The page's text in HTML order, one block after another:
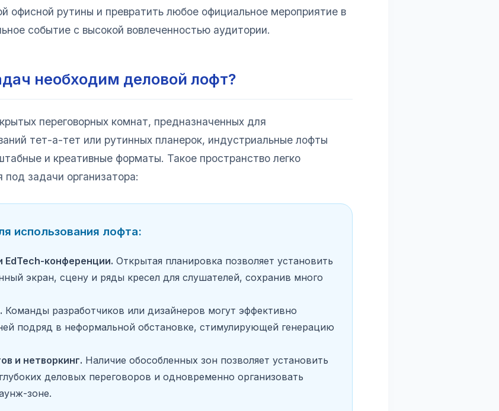
офисной рутины и превратить любое официальное мероприятие в
событие с высокой вовлеченностью аудитории.
необходим деловой лофт?
переговорных комнат, предназначенных для
тет-а-тет или рутинных планерок, индустриальные лофты
и креативные форматы. Такое пространство легко
под задачи организатора:
использования лофта:
конференции. Открытая планировка позволяет установить
экран, сцену и ряды кресел для слушателей, сохранив много
Команды разработчиков или дизайнеров могут эффективно
подряд в неформальной обстановке, стимулирующей генерацию
и нетворкинг. Наличие обособленных зон позволяет установить
деловых переговоров и одновременно организовать
зоне.